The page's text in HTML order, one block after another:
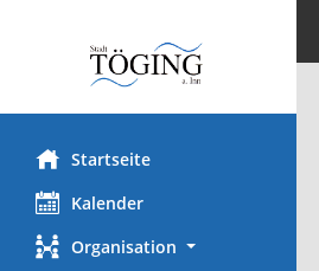
Startseite
Kalender
Organisation